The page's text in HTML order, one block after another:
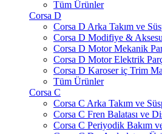
Tüm Ürünler
Corsa D
Corsa D Arka Takım ve
Corsa D Modifiye &
Corsa D Motor Mekanik
Corsa D Motor Elektrik
Corsa D Karoser iç Trim
Tüm Ürünler
Corsa C
Corsa C Arka Takım ve
Corsa C Fren Balatası ve
Corsa C Periyodik Bakım